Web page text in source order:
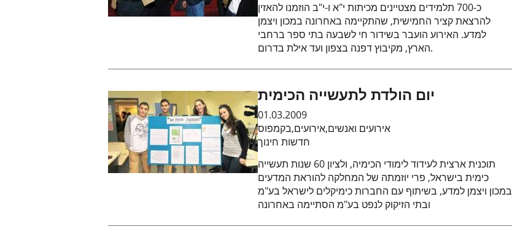
כ-700 תלמידים מצטיינים מכיתות י"א ו-י"ב הוזמנו להאזין
להרצאת קציר החמישית, שהתקיימה באחרונה במכון ויצמן
למדע. האירוע הועבר בשידור חי לשבעה בתי ספר ברחבי
הארץ, מקיבוץ דפנה בצפון ועד אילת בדרום.
יום הולדת לתעשייה הכימית
01.03.2009
אירועים ואנשים,אירועים,בקמפוס
חדשות חינוך
תוכנית ארצית לעידוד לימודי הכימיה, ולציון 60 שנות תעשייה
כימית בישראל, פרי יוזמתה של המחלקה להוראת המדעים
במכון ויצמן למדע, בשיתוף עם החברות כימיקלים לישראל בע"מ
ובתי הזיקוק לנפט בע"מ הסתיימה באחרונה